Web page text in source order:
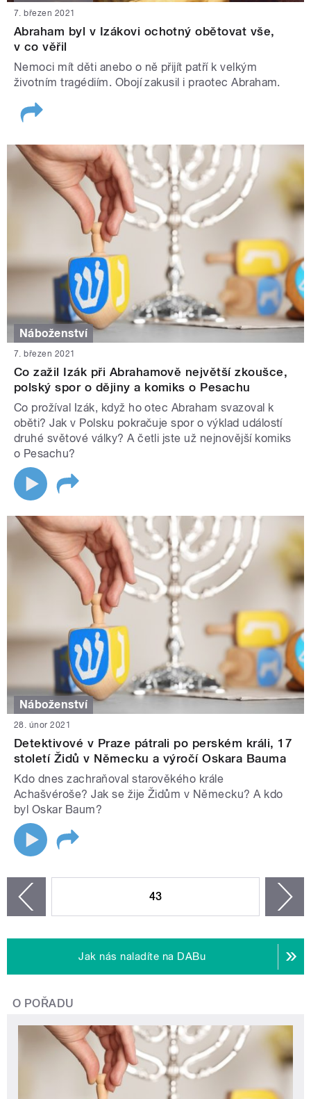
7. březen 2021
Abraham byl v Izákovi ochotný obětovat vše,
v co věřil
Nemoci mít děti anebo o ně přijít patří k velkým
životním tragédiím. Obojí zakusil i praotec Abraham.
Náboženství
7. březen 2021
Co zažil Izák při Abrahamově největší zkoušce,
polský spor o dějiny a komiks o Pesachu
Co prožíval Izák, když ho otec Abraham svazoval k
oběti? Jak v Polsku pokračuje spor o výklad událostí
druhé světové války? A četli jste už nejnovější komiks
o Pesachu?
Náboženství
28. únor 2021
Detektivové v Praze pátrali po perském králi, 17
století Židů v Německu a výročí Oskara Bauma
Kdo dnes zachraňoval starověkého krále
Achašvéroše? Jak se žije Židům v Německu? A kdo
byl Oskar Baum?
43
Jak nás naladíte na DABu
O POŘADU